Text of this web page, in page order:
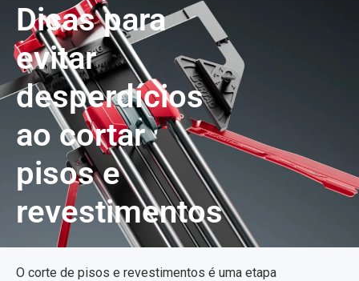
Dicas para
evitar
desperdícios
ao cortar
pisos e
revestimentos
O corte de pisos e revestimentos é uma etapa